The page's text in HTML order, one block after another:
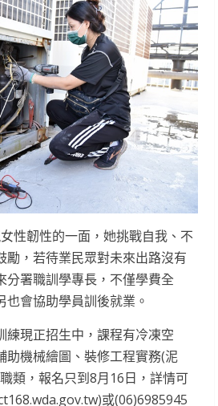
性韌性的一面，她挑戰自我、不
勵，若待業民眾對未來出路沒有
分署職訓學專長，不僅學費全
會協助學員訓後就業。
練現正招生中，課程有冷凍空
助機械繪圖、裝修工程實務(泥
類，報名只到8月16日，詳情可
或(06)6985945